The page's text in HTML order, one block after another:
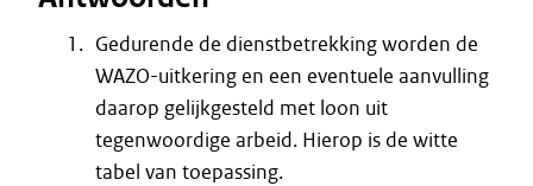
Gedurende de dienstbetrekking worden de
WAZO-uitkering en een eventuele aanvulling
daarop gelijkgesteld met loon uit
tegenwoordige arbeid. Hierop is de witte
tabel van toepassing.